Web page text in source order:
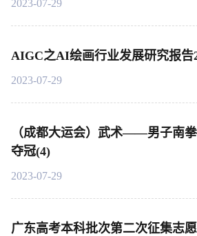
2023-07-29
AIGC之AI绘画行业发展研究报告
2023-07-29
（成都大运会）武术——男子南
夺冠(4)
2023-07-29
广东高考本科批次第二次征集志愿